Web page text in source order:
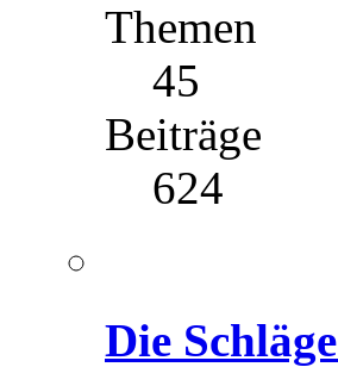
Themen
45
Beiträge
624
Die